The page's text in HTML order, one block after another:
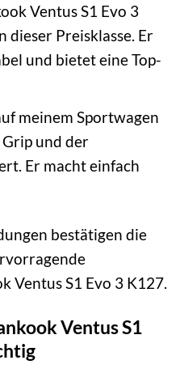
Ventus S1 Evo 3
dieser Preisklasse. Er
und bietet eine Top-
meinem Sportwagen
und der
Er macht einfach
bestätigen die
Ventus S1 Evo 3 K127.
Ventus S1